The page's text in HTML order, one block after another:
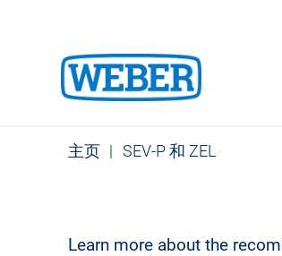
主页 | SEV-P 和 ZEL
Learn more about the